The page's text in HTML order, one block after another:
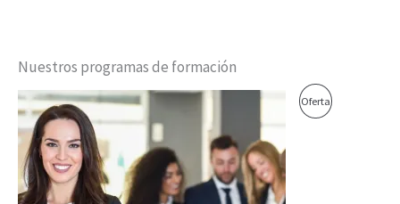
Nuestros programas de formación
OfertaProducto
El
original
era:
$1,700,000.00.
El
es:
$1,600,000.00.